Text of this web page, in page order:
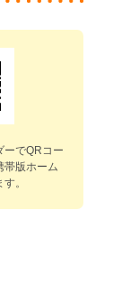
ーでQRコー
帯版ホーム
。